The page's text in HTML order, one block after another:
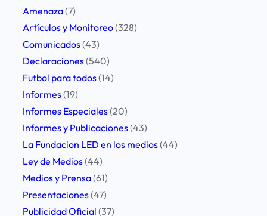
Amenaza(7)
Artículos y Monitoreo(328)
Comunicados(43)
Declaraciones(540)
Futbol para todos(14)
Informes(19)
Informes Especiales(20)
Informes y Publicaciones(43)
La Fundacion LED en los medios(44)
Ley de Medios(44)
Medios y Prensa(61)
Presentaciones(47)
Publicidad Oficial (37)